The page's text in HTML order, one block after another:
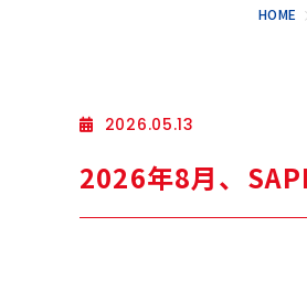
HOME
2026.05.13
2026年8月、